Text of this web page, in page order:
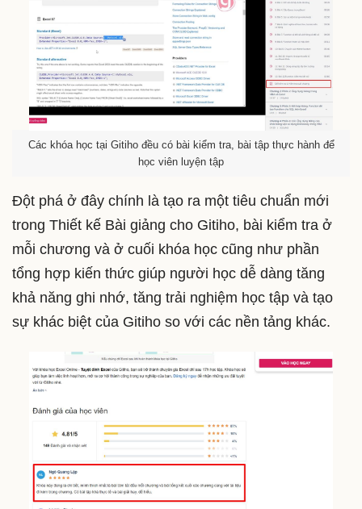
Các khóa học tại Gitiho đều có bài kiểm tra, bài tập thực hành để
học viên luyện tập
Đột phá ở đây chính là tạo ra một tiêu chuẩn mới
trong Thiết kế Bài giảng cho Gitiho, bài kiểm tra ở
mỗi chương và ở cuối khóa học cũng như phần
tổng hợp kiến thức giúp người học dễ dàng tăng
khả năng ghi nhớ, tăng trải nghiệm học tập và tạo
sự khác biệt của Gitiho so với các nền tảng khác.